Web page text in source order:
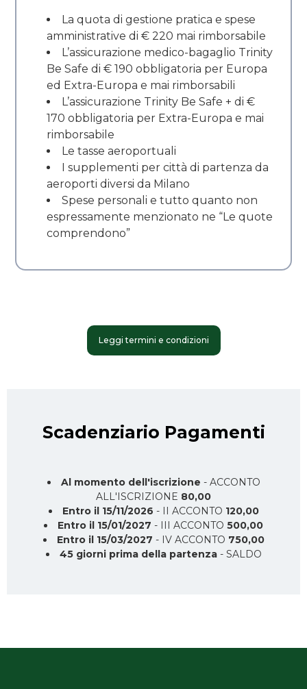
La quota di gestione pratica e spese
amministrative di € 220 mai rimborsabile
L’assicurazione medico-bagaglio Trinity
Be Safe di € 190 obbligatoria per Europa
ed Extra-Europa e mai rimborsabili
L’assicurazione Trinity Be Safe + di €
170 obbligatoria per Extra-Europa e mai
rimborsabile
Le tasse aeroportuali
I supplementi per città di partenza da
aeroporti diversi da Milano
Spese personali e tutto quanto non
espressamente menzionato ne “Le quote
comprendono”
Leggi termini e condizioni
Scadenziario Pagamenti
Al momento dell'iscrizione - ACCONTO
ALL'ISCRIZIONE 80,00
Entro il 15/11/2026 - II ACCONTO 120,00
Entro il 15/01/2027 - III ACCONTO 500,00
Entro il 15/03/2027 - IV ACCONTO 750,00
45 giorni prima della partenza- SALDO